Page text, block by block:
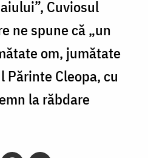
Cuviosul
ne spune că „un
om, jumătate
Cleopa, cu
la răbdare